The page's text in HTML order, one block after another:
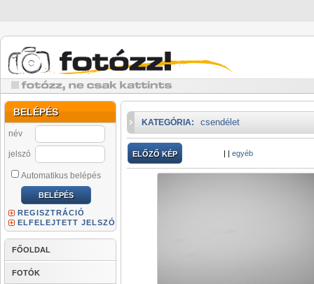
BELÉPÉS
név
jelszó
Automatikus belépés
REGISZTRÁCIÓ
ELFELEJTETT JELSZÓ
FŐOLDAL
FOTÓK
KATEGÓRIA: csendélet
ELŐZŐ KÉP | | egyéb